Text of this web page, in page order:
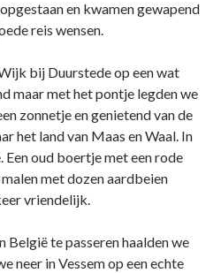
en kwamen gewapend
reis wensen.
bij Duurstede op een wat
maar met het pontje legden we
zonnetje en genietend van de
het land van Maas en Waal. In
Een oud boertje met een rode
met dozen aardbeien
vriendelijk.
België te passeren haalden we
neer in Vessem op een echte